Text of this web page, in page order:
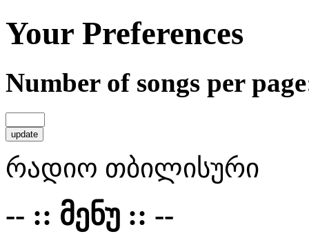
Your Preferences
Number of songs per
რადიო თბილისური
-- :: მენუ :: --